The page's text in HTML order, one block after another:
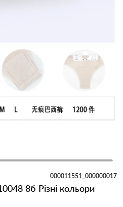
000011551_000000017
8б Різні кольори